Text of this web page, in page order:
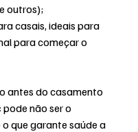
outros);
casais, ideais para
para começar o
antes do casamento
não ser o
que garante saúde a